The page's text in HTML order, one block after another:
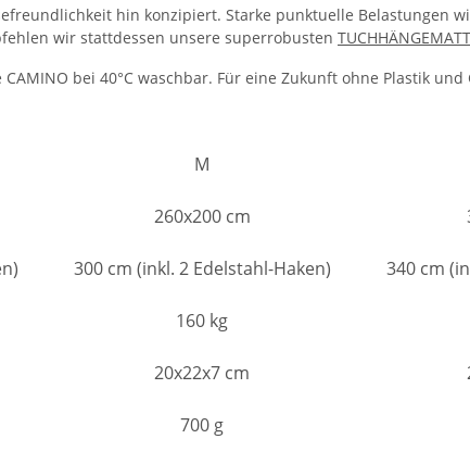
hin konzipiert. Starke punktuelle Belastungen
wir stattdessen unsere superrobusten
bei 40°C waschbar. Für eine Zukunft ohne Plastik
M
260x200 cm
300 cm (inkl. 2 Edelstahl-Haken) 340 cm
160 kg
20x22x7 cm
700 g